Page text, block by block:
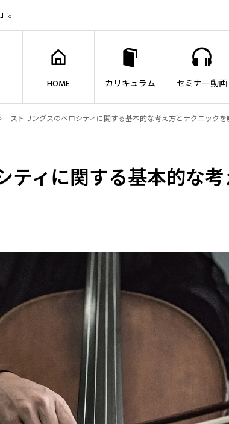
。
HOME カリキュラム セミナー動画
ストリングスのベロシティに関する基本的な考え方とテクニックを
ティに関する基本的な